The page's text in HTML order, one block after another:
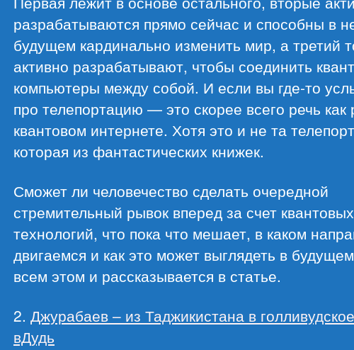
разрабатываются прямо сейчас и способны в
будущем кардинально изменить мир, а третий
активно разрабатывают, чтобы соединить
компьютеры между собой. И если вы где-то
про телепортацию — это скорее всего речь как
квантовом интернете. Хотя это и не та
которая из фантастических книжек.
Сможет ли человечество сделать очередной
стремительный рывок вперед за счет квантовых
технологий, что пока что мешает, в каком
двигаемся и как это может выглядеть в
всем этом и рассказывается в статье.
2. Джурабаев – из Таджикистана в
вДудь